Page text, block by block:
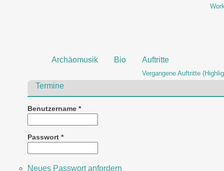
Archäomusik Bio Auftritte
Vergangene Auftritte
Termine
Benutzername*
Passwort*
Neues Passwort anfordern